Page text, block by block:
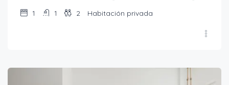
1
1 2 Habitación privada